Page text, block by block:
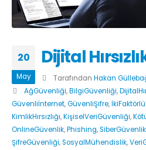
20
May
Dijital
Tarafından Hakan
AğGüvenliği,BilgiGüvenliği,
Güvenliİnternet,GüvenliŞifre,
KimlikHırsızlığı,KişiselVeriGüvenliği,
OnlineGüvenlik,Phishing,SiberGüvenlik
ŞifreGüvenliği,SosyalMühendislik,